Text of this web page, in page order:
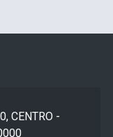
CENTRO -